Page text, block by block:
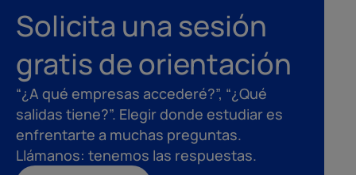
Solicita una sesión
gratis de orientación
“¿A qué empresas accederé?”, “¿Qué
salidas tiene?”. Elegir donde estudiar es
enfrentarte a muchas preguntas.
Llámanos: tenemos las respuestas.